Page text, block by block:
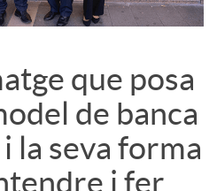
que posa
de banca
la seva forma
i fer